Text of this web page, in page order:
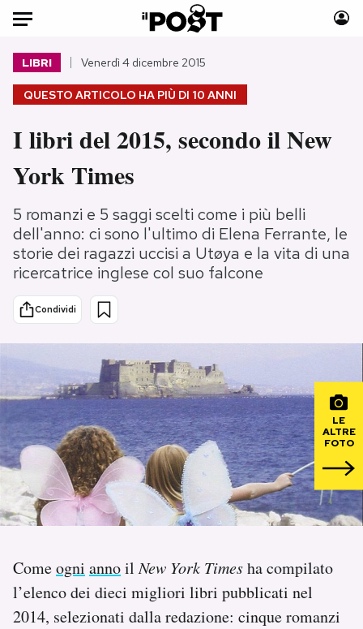
Auto
HOME
Italia
Politica
Tecnologia
Internet
Scienza
Cultura
Economia
Sport
Moda
Storie/Idee
Ok Boomer!
Media
Europa
PODCAST
NEWSLETTER
I MIEI PREFERITI
CALENDARIO
QUESTO ARTICOLO HA PIÙ DI 10 ANNI
LIBRI Venerdì 4 dicembre 2015
I libri del 2015, secondo il New
York Times
5 romanzi e 5 saggi scelti come i più belli
dell'anno: ci sono l'ultimo di Elena Ferrante, le
storie dei ragazzi uccisi a Utøya e la vita di una
ricercatrice inglese col suo falcone
Condividi
LE
ALTRE
FOTO
Comeogni annoilNew York Timesha compilato
l’elenco dei dieci migliori libri pubblicati nel
2014, selezionati dalla redazione: cinque romanzi